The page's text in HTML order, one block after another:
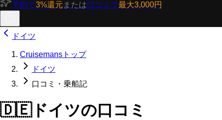
予約で3%還元 または口コミで最大3,000円
ドイツ
Cruisemansトップ
ドイツ
口コミ・乗船記
🇩🇪ドイツの口コミ